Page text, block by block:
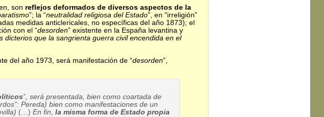
son reflejos deformados de diversos aspectos de la
”; la “neutralidad religiosa del Estado”, en “irreligión”
medidas anticlericales, no específicas del año 1873); el
con el “desorden” existente en la España levantina y
dicterios que la sangrienta guerra civil encendida en el
del año 1973, será manifestación de “desorden”,
”, será presentada, bien como coartada de
Pereda) bien como manifestaciones de un
(…) En fin,la misma forma de Estado propia